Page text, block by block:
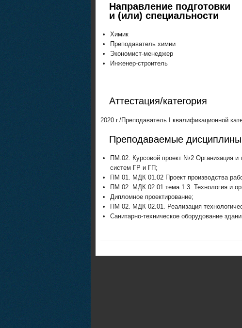
Направление подготовки
и (или) специальности
Химик
Преподаватель химии
Экономист-менеджер
Инженер-строитель
Аттестация/категория
2020 г./Преподаватель I квалификационной
Преподаваемые дисциплины
ПМ.02. Курсовой проект №2 Организация и
систем ГР и ГП;
ПМ 01. МДК 01.02 Проект производства
ПМ.02. МДК 02.01 тема 1.3. Технология и
Дипломное проектирование;
ПМ 02. МДК 02.01. Реализация
Санитарно-техническое оборудование